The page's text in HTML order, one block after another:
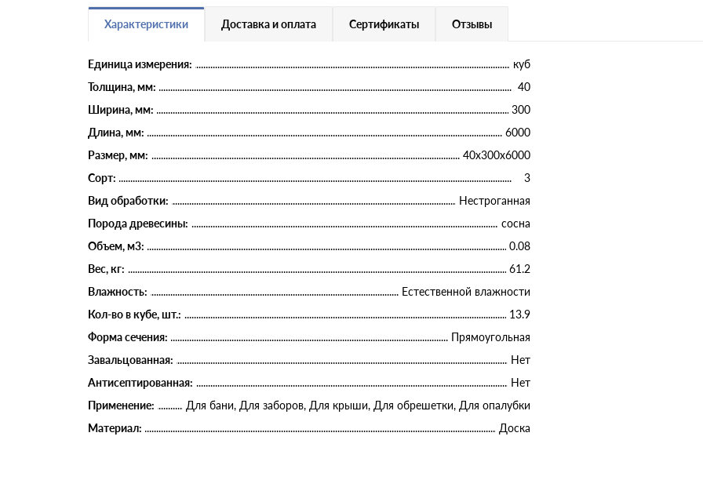
Характеристики Доставка и оплата Сертификаты Отзывы
Единица измерения:
куб
Толщина, мм:
40
Ширина, мм:
300
Длина, мм:
6000
Размер, мм:
40х300х6000
Сорт:
3
Вид обработки:
Нестроганная
Порода древесины:
сосна
Объем, м3:
0.08
Вес, кг:
61.2
Влажность:
Естественной влажности
Кол-во в кубе, шт.:
13.9
Форма сечения:
Прямоугольная
Завальцованная:
Нет
Антисептированная:
Нет
Применение:
Для бани, Для заборов, Для крыши, Для обрешетки, Для опалубки
Материал:
Доска